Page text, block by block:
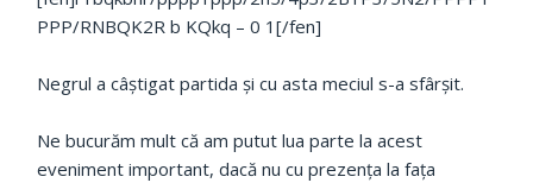
PPP/RNBQK2R b KQkq – 0 1[/fen]
Negrul a câștigat partida și cu asta meciul s-a sfârșit.
Ne bucurăm mult că am putut lua parte la acest
eveniment important, dacă nu cu prezența la fața